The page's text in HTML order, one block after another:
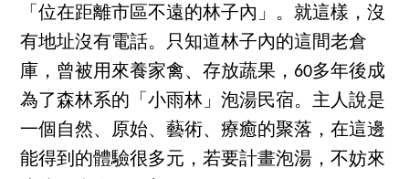
「位在距離市區不遠的林子內」。就這樣，沒
有地址沒有電話。只知道林子內的這間老倉
庫，曾被用來養家禽、存放蔬果，60多年後成
為了森林系的「小雨林」泡湯民宿。主人說是
一個自然、原始、藝術、療癒的聚落，在這邊
能得到的體驗很多元，若要計畫泡湯，不妨來